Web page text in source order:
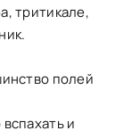
тритикале,
полей
и